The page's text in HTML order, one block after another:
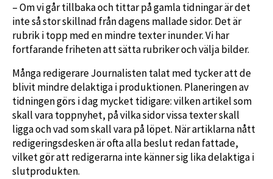
– Om vi går tillbaka och tittar på gamla tidningar är det
inte så stor skillnad från dagens mallade sidor. Det är
rubrik i topp med en mindre texter inunder. Vi har
fortfarande friheten att sätta rubriker och välja bilder.
Många redigerare Journalisten talat med tycker att de
blivit mindre delaktiga i produktionen. Planeringen av
tidningen görs i dag mycket tidigare: vilken artikel som
skall vara toppnyhet, på vilka sidor vissa texter skall
ligga och vad som skall vara på löpet. När artiklarna nått
redigeringsdesken är ofta alla beslut redan fattade,
vilket gör att redigerarna inte känner sig lika delaktiga i
slutprodukten.